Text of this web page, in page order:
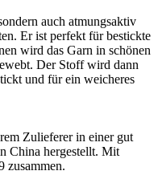
auch atmungsaktiv
Er ist perfekt für bestickte
wird das Garn in schönen
Der Stoff wird dann
und für ein weicheres
Zulieferer in einer gut
China hergestellt. Mit
zusammen.